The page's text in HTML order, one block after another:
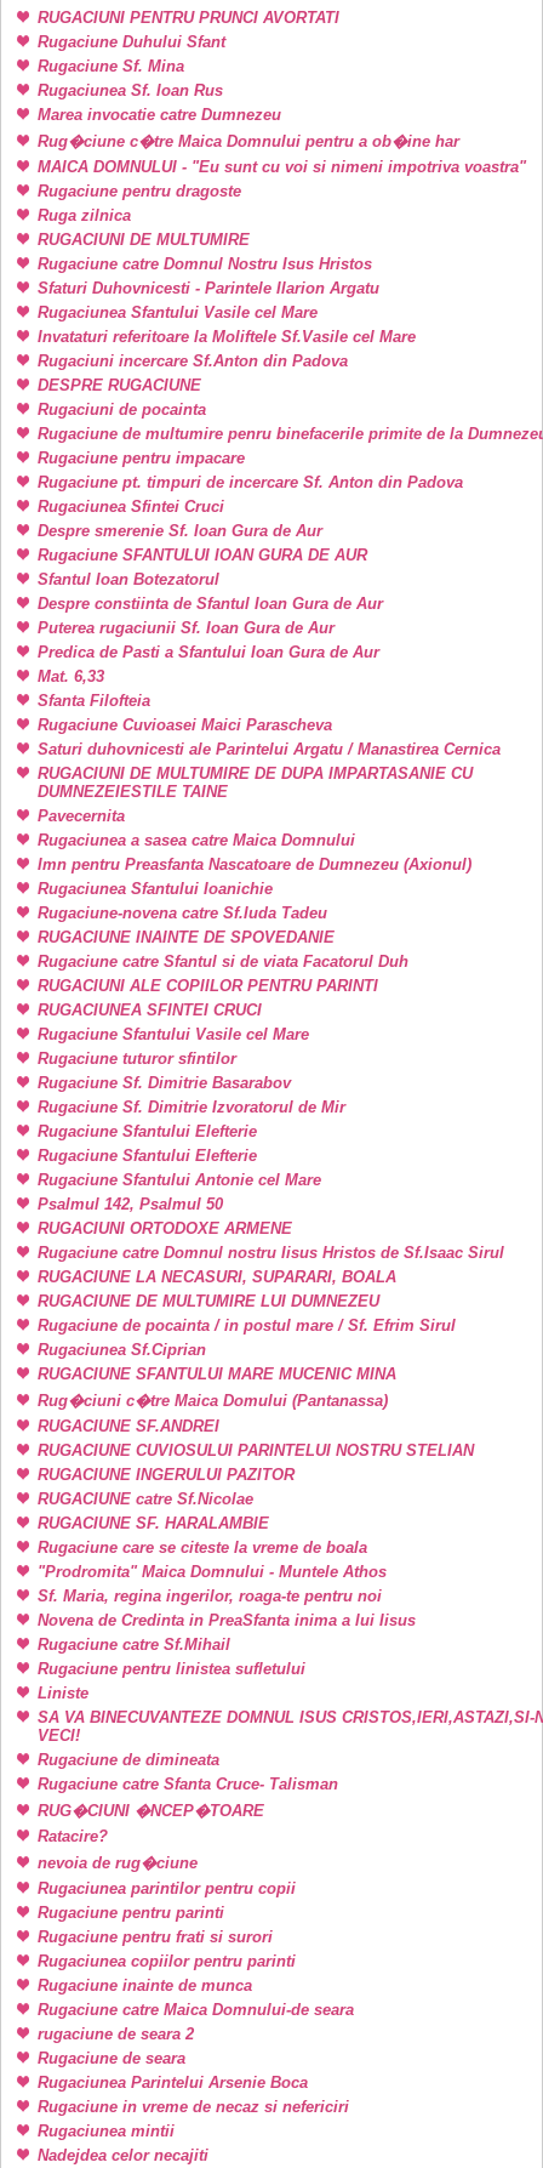
RUGACIUNI PENTRU PRUNCI AVORTATI
Rugaciune Duhului Sfant
Rugaciune Sf. Mina
Rugaciunea Sf. Ioan Rus
Marea invocatie catre Dumnezeu
Rug�ciune c�tre Maica Domnului pentru a ob�ine har
MAICA DOMNULUI - "Eu sunt cu voi si nimeni impotriva voastra"
Rugaciune pentru dragoste
Ruga zilnica
RUGACIUNI DE MULTUMIRE
Rugaciune catre Domnul Nostru Isus Hristos
Sfaturi Duhovnicesti - Parintele Ilarion Argatu
Rugaciunea Sfantului Vasile cel Mare
Invataturi referitoare la Moliftele Sf.Vasile cel Mare
Rugaciuni incercare Sf.Anton din Padova
DESPRE RUGACIUNE
Rugaciuni de pocainta
Rugaciune de multumire penru binefacerile primite de la
Rugaciune pentru impacare
Rugaciune pt. timpuri de incercare Sf. Anton din Padova
Rugaciunea Sfintei Cruci
Despre smerenie Sf. Ioan Gura de Aur
Rugaciune SFANTULUI IOAN GURA DE AUR
Sfantul Ioan Botezatorul
Despre constiinta de Sfantul Ioan Gura de Aur
Puterea rugaciunii Sf. Ioan Gura de Aur
Predica de Pasti a Sfantului Ioan Gura de Aur
Mat. 6,33
Sfanta Filofteia
Rugaciune Cuvioasei Maici Parascheva
Saturi duhovnicesti ale Parintelui Argatu / Manastirea Cernica
RUGACIUNI DE MULTUMIRE DE DUPA IMPARTASANIE CU
DUMNEZEIESTILE TAINE
Pavecernita
Rugaciunea a sasea catre Maica Domnului
Imn pentru Preasfanta Nascatoare de Dumnezeu (Axionul)
Rugaciunea Sfantului Ioanichie
Rugaciune-novena catre Sf.Iuda Tadeu
RUGACIUNE INAINTE DE SPOVEDANIE
Rugaciune catre Sfantul si de viata Facatorul Duh
RUGACIUNI ALE COPIILOR PENTRU PARINTI
RUGACIUNEA SFINTEI CRUCI
Rugaciune Sfantului Vasile cel Mare
Rugaciune tuturor sfintilor
Rugaciune Sf. Dimitrie Basarabov
Rugaciune Sf. Dimitrie Izvoratorul de Mir
Rugaciune Sfantului Elefterie
Rugaciune Sfantului Elefterie
Rugaciune Sfantului Antonie cel Mare
Psalmul 142, Psalmul 50
RUGACIUNI ORTODOXE ARMENE
Rugaciune catre Domnul nostru Iisus Hristos de Sf.Isaac Sirul
RUGACIUNE LA NECASURI, SUPARARI, BOALA
RUGACIUNE DE MULTUMIRE LUI DUMNEZEU
Rugaciune de pocainta / in postul mare / Sf. Efrim Sirul
Rugaciunea Sf.Ciprian
RUGACIUNE SFANTULUI MARE MUCENIC MINA
Rug�ciuni c�tre Maica Domului (Pantanassa)
RUGACIUNE SF.ANDREI
RUGACIUNE CUVIOSULUI PARINTELUI NOSTRU STELIAN
RUGACIUNE INGERULUI PAZITOR
RUGACIUNE catre Sf.Nicolae
RUGACIUNE SF. HARALAMBIE
Rugaciune care se citeste la vreme de boala
"Prodromita" Maica Domnului - Muntele Athos
Sf. Maria, regina ingerilor, roaga-te pentru noi
Novena de Credinta in PreaSfanta inima a lui Iisus
Rugaciune catre Sf.Mihail
Rugaciune pentru linistea sufletului
Liniste
SA VA BINECUVANTEZE DOMNUL ISUS CRISTOS,IERI,ASTAZI,SI-
VECI!
Rugaciune de dimineata
Rugaciune catre Sfanta Cruce- Talisman
RUG�CIUNI �NCEP�TOARE
Ratacire?
nevoia de rug�ciune
Rugaciunea parintilor pentru copii
Rugaciune pentru parinti
Rugaciune pentru frati si surori
Rugaciunea copiilor pentru parinti
Rugaciune inainte de munca
Rugaciune catre Maica Domnului-de seara
rugaciune de seara 2
Rugaciune de seara
Rugaciunea Parintelui Arsenie Boca
Rugaciune in vreme de necaz si nefericiri
Rugaciunea mintii
Nadejdea celor necajiti